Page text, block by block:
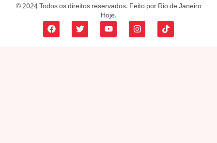
© 2024 Todos os direitos reservados. Feito por Rio de Janeiro
Hoje.